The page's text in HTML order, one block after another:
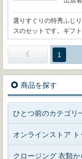
選りすぐりの特秀ふじ
スのセットです。ギフ
1
商品を探す
ひとつ前のカテゴリ
オンラインストア ト
クロージング 衣類か